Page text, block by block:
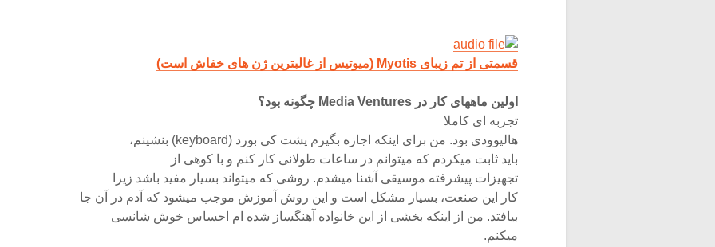
قسمتی از تم زیبای Myotis (میوتیس از غالبترین ژن های خفاش است)
اولین ماههای کار در Media Ventures چگونه بود؟
تجربه ای کاملا
هالیوودی بود. من برای اینکه اجازه بگیرم پشت کی بورد (keyboard) بنشینم،
باید ثابت میکردم که میتوانم در ساعات طولانی کار کنم و با کوهی از
تجهیزات پیشرفته موسیقی آشنا میشدم. روشی که میتواند بسیار مفید باشد زیرا
کار این صنعت، بسیار مشکل است و این روش آموزش موجب میشود که آدم در آن جا
بیافتد. من از اینکه بخشی از این خانواده آهنگساز شده ام احساس خوش شانسی
میکنم.